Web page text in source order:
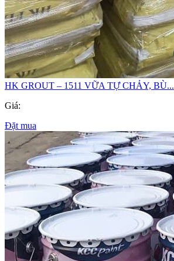
HK GROUT – 1511 VỮA TỰ CHẢY, BÙ...
Giá:
Đặt mua